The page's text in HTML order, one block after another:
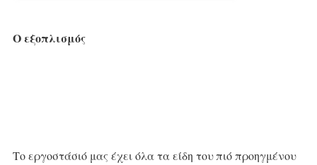
Ο εξοπλισμός
Το εργοστάσιό μας έχει όλα τα είδη τουπιό προηγμένου